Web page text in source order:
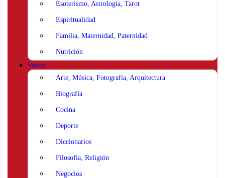
Esoterismo, Astrología, Tarot
Espiritualidad
Familia, Maternidad, Paternidad
Nutrición
Varios
Arte, Música, Fotografía, Arquitectura
Biografía
Cocina
Deporte
Diccionarios
Filosofía, Religión
Negocios